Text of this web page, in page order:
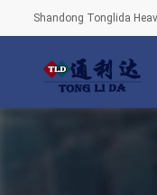
Shandong Tonglida